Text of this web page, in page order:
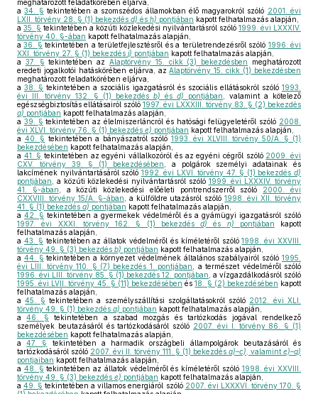
meghatározott feladatkörében eljárva,
a34. § tekintetében a szomszédos államokban élő magyarokról szóló 2001. évi
LXII. törvény 28. § (1) bekezdés d) és h) pontjában kapott felhatalmazás alapján,
a 35. § tekintetében a közúti közlekedési nyilvántartásról szóló 1999. évi LXXXIV.
törvény 40. §-ában kapott felhatalmazás alapján,
a36. § tekintetében a területfejlesztésről és a területrendezésről szóló 1996. évi
XXI. törvény 27. § (1) bekezdés j) pontjában kapott felhatalmazás alapján,
a 37. § tekintetében azAlaptörvény 15. cikk (3) bekezdésben
meghatározott
eredeti jogalkotói hatáskörében eljárva, azAlaptörvény 15. cikk (1) bekezdésben
meghatározott feladatkörében eljárva,
a38. § tekintetében a szociális igazgatásról és szociális ellátásokról szóló1993.
évi III. törvény 132. § (1) bekezdés b) és d) pontjában , valamint a kötelező
egészségbiztosítás ellátásairól szóló 1997. évi LXXXIII. törvény 83. § (2) bekezdés
a) pontjában kapott felhatalmazás alapján,
a 39. § tekintetében az élelmiszerláncról és hatósági felügyeletéről szóló 2008.
évi XLVI. törvény 76. § (1) bekezdés e) pontjában kapott felhatalmazás alapján,
a 40. § tekintetében a bányászatról szóló 1993. évi XLVIII. törvény 50/A. § (1)
bekezdésében kapott felhatalmazás alapján,
a 41. § tekintetében az egyéni vállalkozóról és az egyéni cégről szóló 2009. évi
CXV. törvény 39. § (1) bekezdésében , a polgárok személyi adatainak és
lakcímének nyilvántartásáról szóló 1992. évi LXVI. törvény 47. § (1) bekezdésd)
pontjában , a közúti közlekedési nyilvántartásról szóló 1999. évi LXXXIV. törvény
41. §-ában , a közúti közlekedési előéleti pontrendszerről szóló 2000. évi
CXXVIII. törvény 15/A. §-ában , a külföldre utazásról szóló1998. évi XII. törvény
41. § (1) bekezdés a) pontjában kapott felhatalmazás alapján,
a 42. § tekintetében a gyermekek védelméről és a gyámügyi igazgatásról szóló
1997. évi XXXI. törvény 162. § (1) bekezdés d) és n) pontjában kapott
felhatalmazás alapján,
a 43. § tekintetében az állatok védelméről és kíméletéről szóló1998. évi XXVIII.
törvény 49. § (3) bekezdés b) pontjában kapott felhatalmazás alapján,
a 44. § tekintetében a környezet védelmének általános szabályairól szóló1995.
évi LIII. törvény 110. § (7) bekezdés 1. pontjában
, a természet védelméről szóló
1996. évi LIII. törvény 85. § (1) bekezdés 12. pontjában , a vízgazdálkodásról szóló
1995. évi LVII. törvény 45. § (11) bekezdésében és18. § (2) bekezdésében kapott
felhatalmazás alapján,
a45. § tekintetében a személyszállítási szolgáltatásokról szóló 2012. évi XLI.
törvény 49. § (1) bekezdés a) pontjában kapott felhatalmazás alapján,
a46. § tekintetében a szabad mozgás és tartózkodás jogával rendelkező
személyek beutazásáról és tartózkodásáról szóló 2007. évi I. törvény 86. § (1)
bekezdésében kapott felhatalmazás alapján,
a47. §
tekintetében a harmadik országbeli állampolgárok beutazásáról és
tartózkodásáról szóló 2007. évi II. törvény 111. § (1) bekezdés a)–c) , valamint e)–q)
pontjaiban kapott felhatalmazás alapján,
a 48. § tekintetében az állatok védelméről és kíméletéről szóló 1998. évi XXVIII.
törvény 49. § (3) bekezdés e) pontjában kapott felhatalmazás alapján,
a49. § tekintetében a villamos energiáról szóló 2007. évi LXXXVI. törvény 170. §